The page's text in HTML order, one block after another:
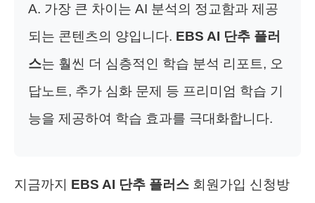
A. 가장 큰 차이는 AI 분석의 정교함과 제공
되는 콘텐츠의 양입니다. EBS AI 단추 플러
스는 훨씬 더 심층적인 학습 분석 리포트, 오
답노트, 추가 심화 문제 등 프리미엄 학습 기
능을 제공하여 학습 효과를 극대화합니다.
지금까지 EBS AI 단추 플러스 회원가입 신청방